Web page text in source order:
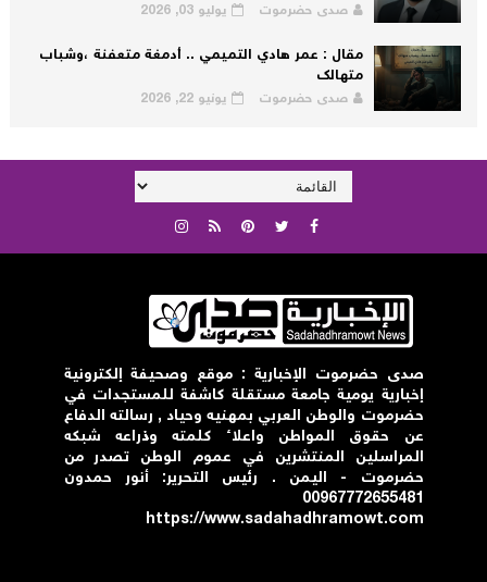
صدى حضرموت يوليو 03, 2026
مقال : عمر هادي التميمي .. أدمغة متعفنة ،وشباب
متهالك
صدى حضرموت يونيو 22, 2026
صدى حضرموت الإخبارية : موقع وصحيفة إلكترونية
إخبارية يومية جامعة مستقلة كاشفة للمستجدات في
حضرموت والوطن العربي بمهنيه وحياد , رسالته الدفاع
عن حقوق المواطن واعلاء كلمته وذراعه شبكه
المراسلين المنتشرين في عموم الوطن تصدر من
حضرموت - اليمن . رئيس التحرير: أنور حمدون
00967772655481
https://www.sadahadhramowt.com